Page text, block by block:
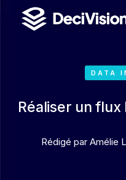
DATA
Réaliser un flux
Rédigé parAmélie